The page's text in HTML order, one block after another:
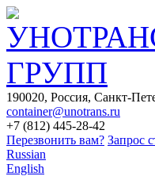
190020, Россия, Санкт-
container@unotrans.ru
+7 (812) 445-28-42
Перезвонить вам? Запрос
Russian
English